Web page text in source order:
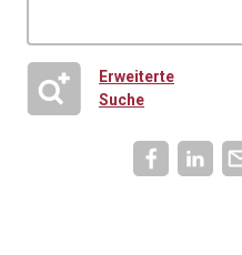
Erweiterte
Suche